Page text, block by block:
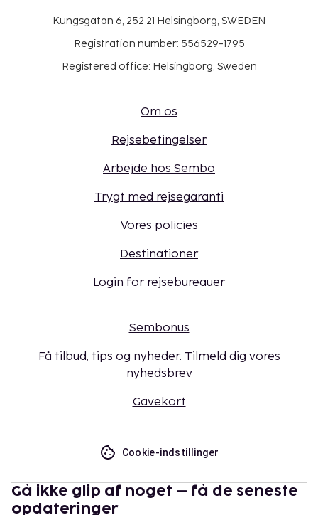
Kungsgatan 6, 252 21 Helsingborg, SWEDEN
Registration number: 556529-1795
Registered office: Helsingborg, Sweden
Om os
Rejsebetingelser
Arbejde hos Sembo
Trygt med rejsegaranti
Vores policies
Destinationer
Login for rejsebureauer
Sembonus
Få tilbud, tips og nyheder. Tilmeld dig vores
nyhedsbrev
Gavekort
Cookie-indstillinger
Gå ikke glip af noget – få de seneste
opdateringer